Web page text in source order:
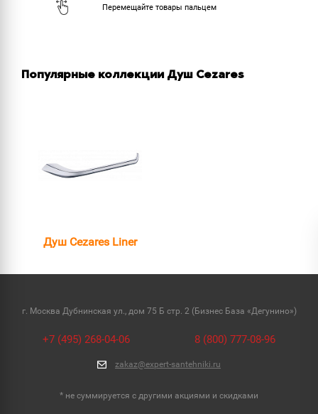
Популярные коллекции Душ Cezares
Душ Cezares Liner
г. Москва Дубнинская ул., дом 75 Б стр. 2 (Бизнес База «Дегунино»)
+7 (495) 268-04-06 8 (800) 777-08-96
zakaz@expert-santehniki.ru
* не суммируется с другими акциями и скидками